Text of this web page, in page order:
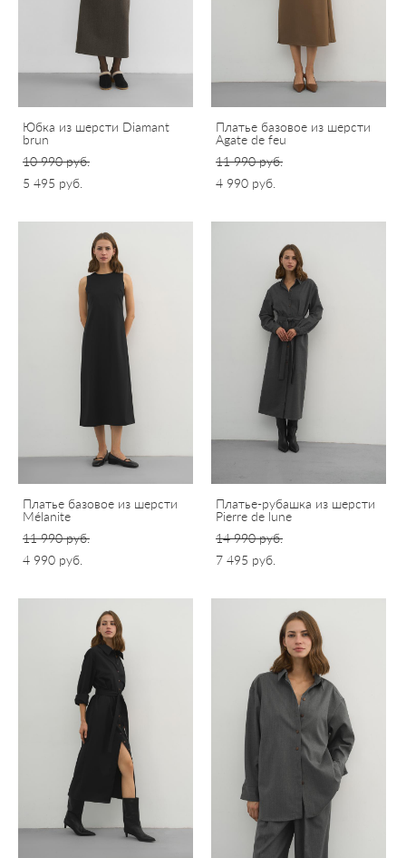
Юбка из шерсти Diamant
brun
10 990 pуб.
5 495 pуб.
Платье базовое из шерсти
Agate de feu
11 990 pуб.
4 990 pуб.
Платье базовое из шерсти
Mélanite
11 990 pуб.
4 990 pуб.
Платье-рубашка из шерсти
Pierre de lune
14 990 pуб.
7 495 pуб.